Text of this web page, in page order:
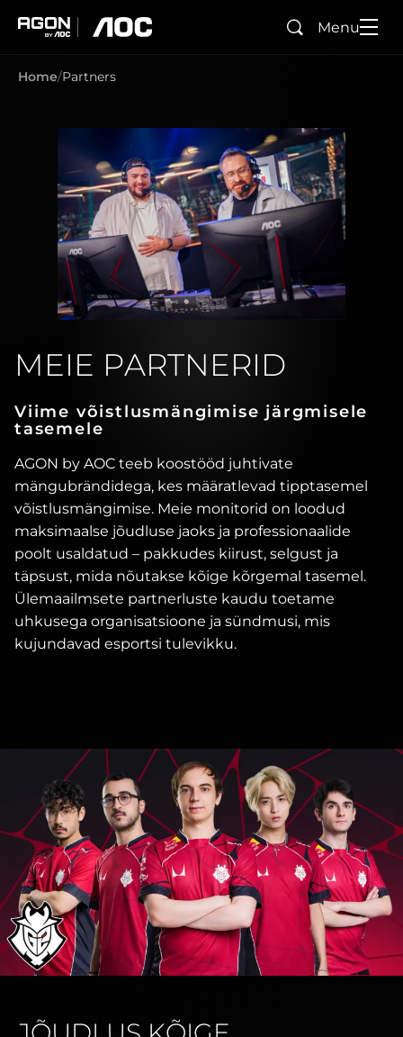
SearchMenu
Home Partners
MEIE PARTNERID
Viime võistlusmängimise järgmisele
tasemele
AGON by AOC teeb koostööd juhtivate
mängubrändidega, kes määratlevad tipptasemel
võistlusmängimise. Meie monitorid on loodud
maksimaalse jõudluse jaoks ja professionaalide
poolt usaldatud – pakkudes kiirust, selgust ja
täpsust, mida nõutakse kõige kõrgemal tasemel.
Ülemaailmsete partnerluste kaudu toetame
uhkusega organisatsioone ja sündmusi, mis
kujundavad esportsi tulevikku.